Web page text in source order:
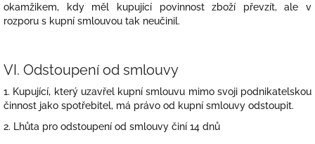
okamžikem, kdy měl kupující povinnost zboží převzít, ale v
rozporu s kupní smlouvou tak neučinil.
VI. Odstoupení od smlouvy
1. Kupující, který uzavřel kupní smlouvu mimo svoji podnikatelskou
činnost jako spotřebitel, má právo od kupní smlouvy odstoupit.
2. Lhůta pro odstoupení od smlouvy činí 14 dnů